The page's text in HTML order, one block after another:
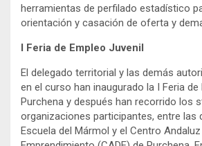
herramientas de perfilado estadístico
orientación y casación de oferta y
I Feria de Empleo Juvenil
El delegado territorial y las demás
en el curso han inaugurado la I Feria de
Purchena y después han recorrido los
organizaciones participantes, entre las
Escuela del Mármol y el Centro Andaluz